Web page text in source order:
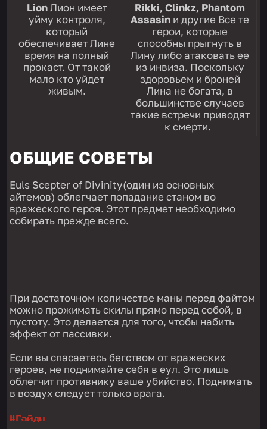
LionЛион имеет
уйму контроля,
который
обеспечивает Лине
время на полный
прокаст. От такой
мало кто уйдет
живым.
Rikki, Clinkz, Phantom
Assasin и другие Все те
герои, которые
способны прыгнуть в
Лину либо атаковать ее
из инвиза. Поскольку
здоровьем и броней
Лина не богата, в
большинстве случаев
такие встречи приводят
к смерти.
ОБЩИЕ СОВЕТЫ
Euls Scepter of Divinity(один из основных
айтемов) облегчает попадание станом во
вражеского героя. Этот предмет необходимо
собирать прежде всего.
При достаточном количестве маны перед файтом
можно прожимать скилы прямо перед собой, в
пустоту. Это делается для того, чтобы набить
эффект от пассивки.
Если вы спасаетесь бегством от вражеских
героев, не поднимайте себя в еул. Это лишь
облегчит противнику ваше убийство. Поднимать
в воздух следует только врага.
# Гайды